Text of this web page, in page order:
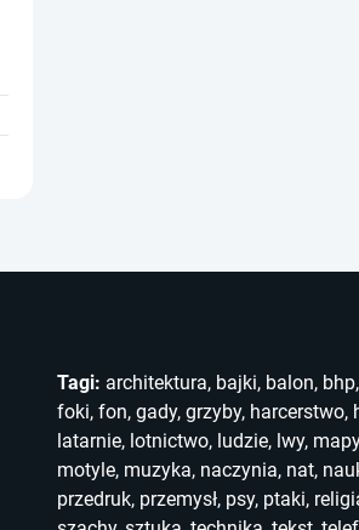
Tagi: architektura, bajki, balon, bhp,
foki, fon, gady, grzyby, harcerstwo,
latarnie, lotnictwo, ludzie, lwy, mapy
motyle, muzyka, naczynia, nat,
przedruk, przemysł, psy, ptaki,